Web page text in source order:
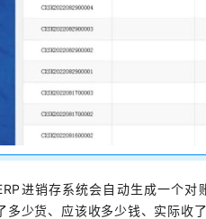
进销存系统会自动生成一个
多少货、应该收多少钱、实际收